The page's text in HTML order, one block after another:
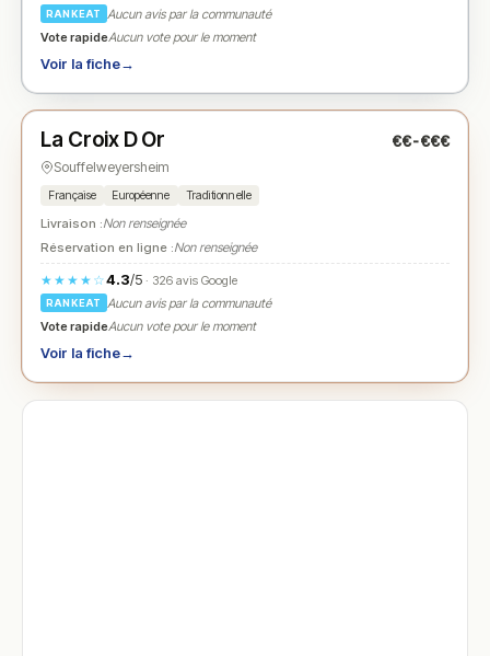
RANKEAT
Aucun avis par la communauté
Vote rapideAucun vote pour le moment
Voir la fiche→
★ N° 3
La Croix D Or €€-€€€
Souffelweyersheim
Française Européenne Traditionnelle
Livraison :Non renseignée
Réservation en ligne :Non renseignée
★★★★☆4.3/5· 326 avis Google
RANKEAT
Aucun avis par la communauté
Vote rapideAucun vote pour le moment
Voir la fiche→